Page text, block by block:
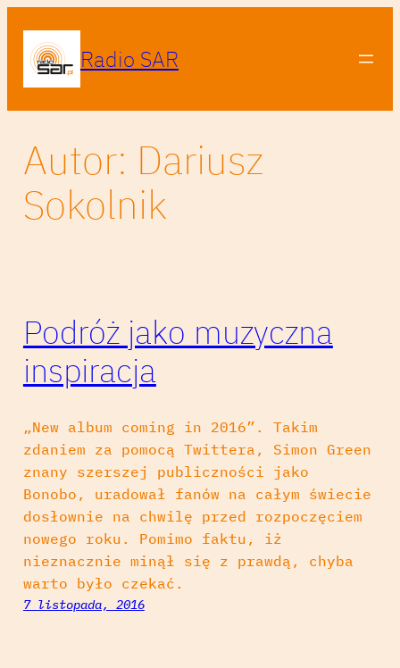
treści
Radio SAR
Autor: Dariusz
Sokolnik
Podróż jako muzyczna
inspiracja
„New album coming in 2016”. Takim
zdaniem za pomocą Twittera, Simon Green
znany szerszej publiczności jako
Bonobo, uradował fanów na całym świecie
dosłownie na chwilę przed rozpoczęciem
nowego roku. Pomimo faktu, iż
nieznacznie minął się z prawdą, chyba
warto było czekać.
7 listopada, 2016